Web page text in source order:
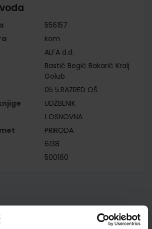
556157
kom
ALFA d.d.
Bastić Begić Bakarić Kralj
Golub
05 5.RAZRED OŠ
UDŽBENIK
1 OSNOVNA
PRIRODA
6138
500160
biraju..